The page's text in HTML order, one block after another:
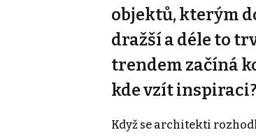
objektů, kterým
dražší a déle to
trendem začíná
kde vzít
Když se architekti